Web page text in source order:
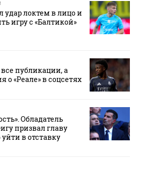
удар локтем в лицо и
игру с «Балтикой»
публикации, а
«Реале» в соцсетях
Обладатель
призвал главу
в отставку